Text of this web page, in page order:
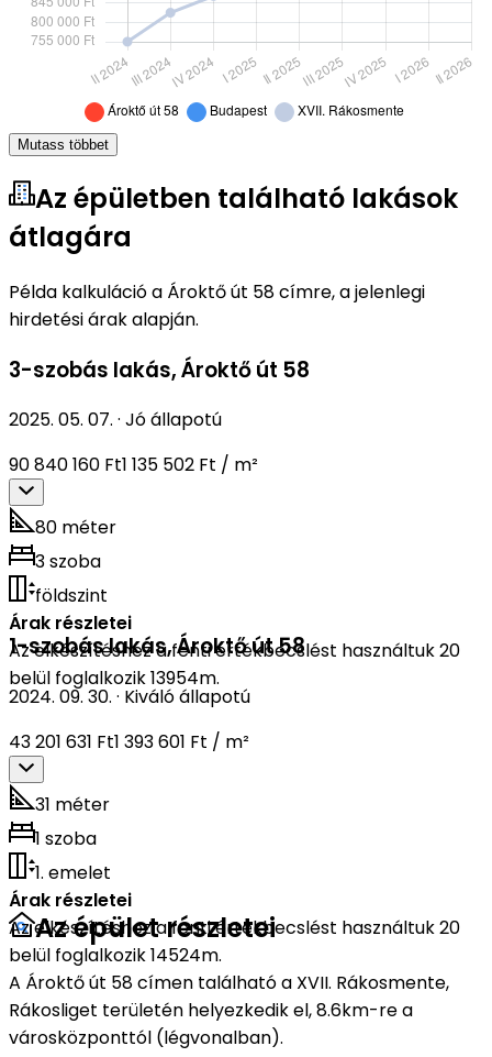
Mutass többet
Az épületben található lakások
átlagára
Példa kalkuláció a Ároktő út 58 címre, a jelenlegi
hirdetési árak alapján.
3-szobás lakás,Ároktő út 58
2025. 05. 07. · Jó állapotú
90 840 160 Ft1 135 502 Ft / m²
80 méter
3 szoba
földszint
Árak részletei
Az elkészítéshez a fenti értékbecslést használtuk 20
belül foglalkozik 13954m.
1-szobás lakás,Ároktő út 58
2024. 09. 30. · Kiváló állapotú
43 201 631 Ft1 393 601 Ft / m²
31 méter
1 szoba
1. emelet
Árak részletei
Az elkészítéshez a fenti értékbecslést használtuk 20
belül foglalkozik 14524m.
Az épület részletei
A Ároktő út 58 címen található a XVII. Rákosmente,
Rákosliget területén helyezkedik el, 8.6km-re a
városközponttól (légvonalban).